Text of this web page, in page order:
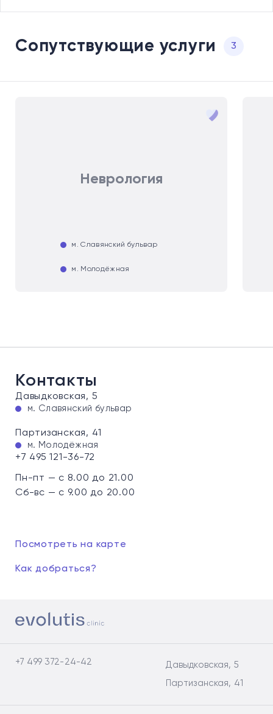
Сопутствующие услуги 3
Неврология
м. Славянский бульвар
м. Молодёжная
Контакты
Давыдковская, 5
м. Славянский бульвар
Партизанская, 41
м. Молодёжная
+7 495 121-36-72
Пн-пт — с 8.00 до 21.00
Сб-вс — с 9.00 до 20.00
Посмотреть на карте
Как добраться?
+7 499 372-24-42
Давыдковская, 5
Партизанская, 41